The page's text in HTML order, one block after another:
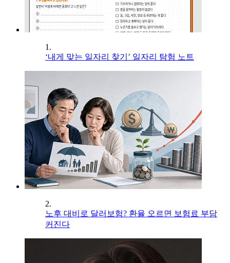
1.
‘내게 맞는 일자리 찾기’ 일자리 탐험 노트
2.
노후 대비로 달러보험? 환율 오르면 보험료 부담
커진다